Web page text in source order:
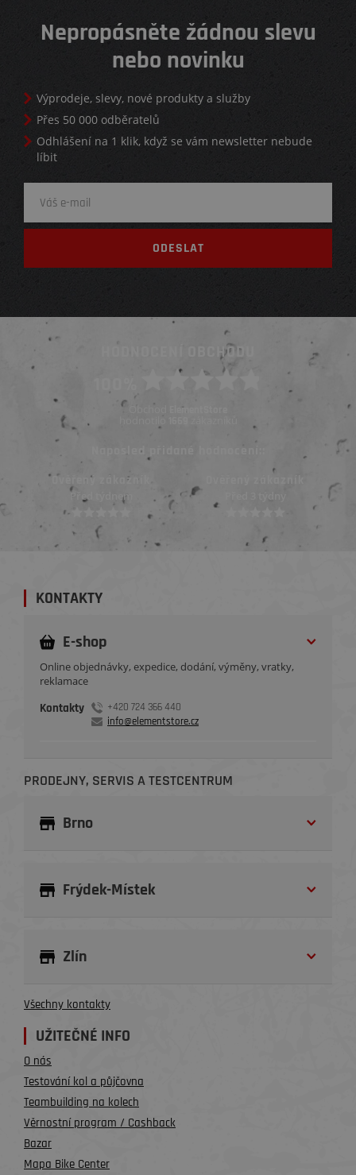
Nepropásněte žádnou slevu
nebo novinku
Výprodeje, slevy, nové produkty a služby
Přes 50 000 odběratelů
Odhlášení na 1 klik, když se vám newsletter nebude
líbit
HODNOCENÍ OBCHODU
Obchod ElementStore
hodnotilo
Naposled přidané hodnocení::
Ověřený zákazník
Před 3 týdny
KONTAKTY
E-shop
Online objednávky, expedice, dodání, výměny, vratky,
reklamace
Kontakty
+420 724 366 440
info@elementstore.cz
PRODEJNY, SERVIS A TESTCENTRUM
Brno
Frýdek-Místek
Zlín
Všechny kontakty
UŽITEČNÉ INFO
O nás
Testování kol a půjčovna
Teambuilding na kolech
Věrnostní program / Cashback
Bazar
Mapa Bike Center